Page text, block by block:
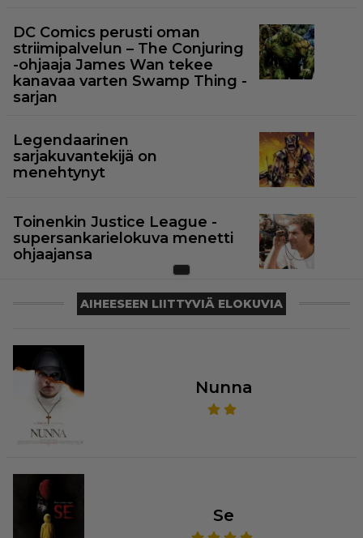
DC Comics perusti oman
striimipalvelun – The Conjuring
-ohjaaja James Wan tekee
kanavaa varten Swamp Thing -
sarjan
Legendaarinen
sarjakuvantekijä on
menehtynyt
Toinenkin Justice League -
supersankarielokuva menetti
ohjaajansa
AIHEESEEN LIITTYVIÄ ELOKUVIA
Nunna
Se